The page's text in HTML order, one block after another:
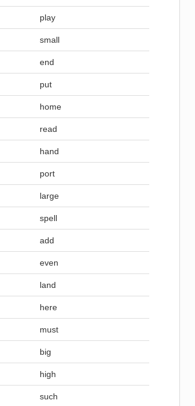
play
small
end
put
home
read
hand
port
large
spell
add
even
land
here
must
big
high
such